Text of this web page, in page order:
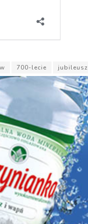
700-lecie jubileusz